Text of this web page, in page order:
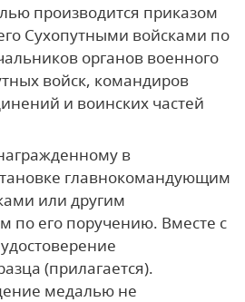
производится приказом
Сухопутными войсками по
органов военного
войск, командиров
и воинских частей
в
главнокомандующим
или другим
по его поручению. Вместе с
(прилагается).
медалью не